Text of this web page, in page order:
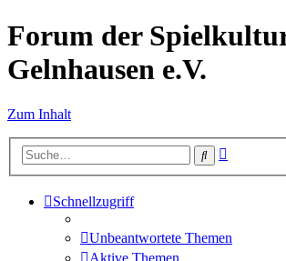
Forum der
Gelnhausen e.V.
Zum Inhalt
Suche
Schnellzugriff
Unbeantwortete Themen